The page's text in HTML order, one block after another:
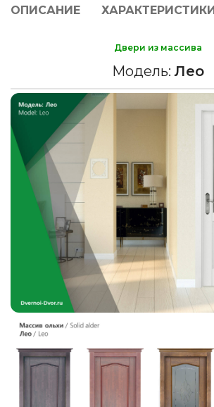
ОПИСАНИЕ ХАРАКТЕРИСТИКИ
Двери из массива
Модель:Лео